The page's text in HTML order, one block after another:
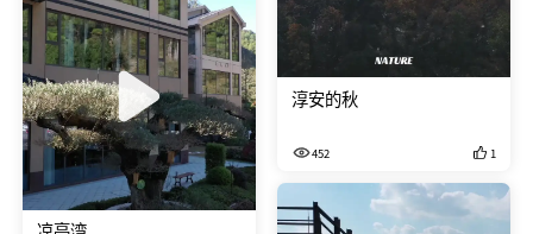
淳安的秋
452 1